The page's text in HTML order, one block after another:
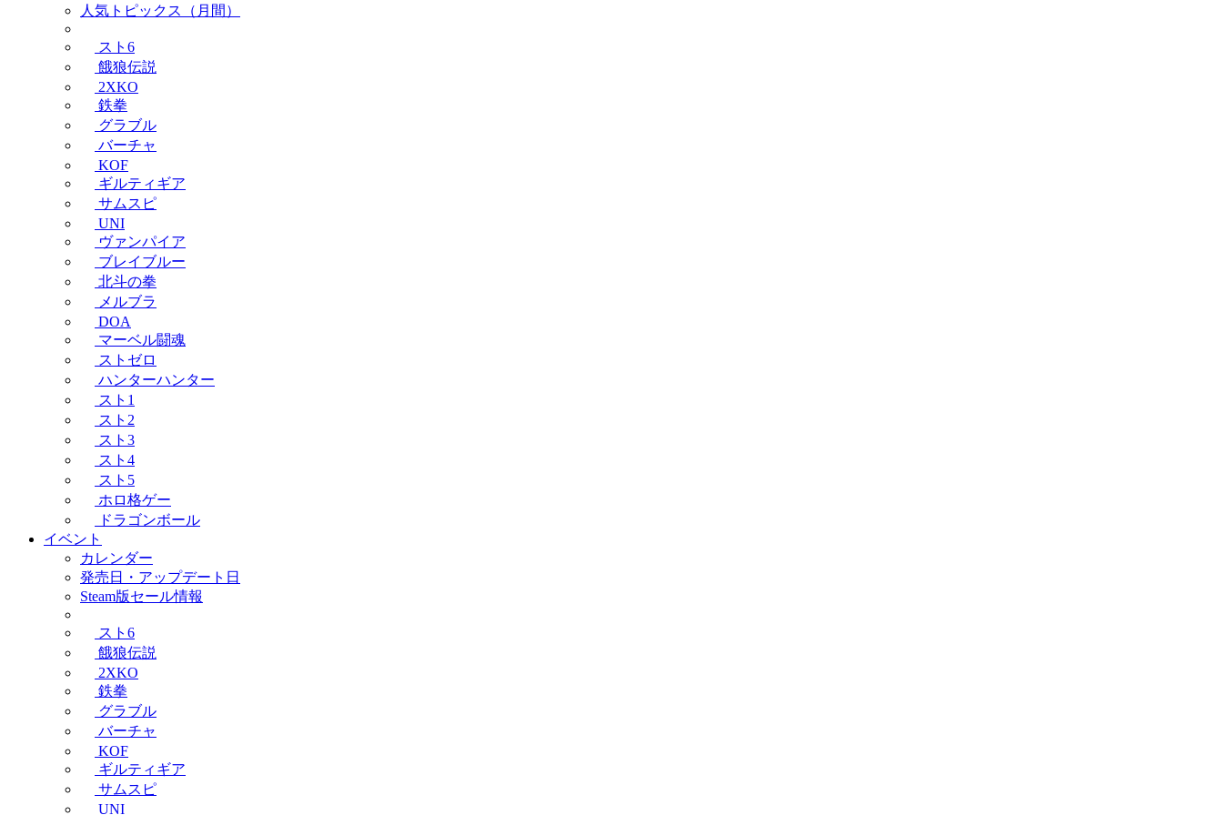
人気トピックス（月間）
スト6
餓狼伝説
2XKO
鉄拳
グラブル
バーチャ
KOF
ギルティギア
サムスピ
UNI
ヴァンパイア
ブレイブルー
北斗の拳
メルブラ
DOA
マーベル闘魂
ストゼロ
ハンターハンター
スト1
スト2
スト3
スト4
スト5
ホロ格ゲー
ドラゴンボール
イベント
カレンダー
発売日・アップデート日
Steam版セール情報
スト6
餓狼伝説
2XKO
鉄拳
グラブル
バーチャ
KOF
ギルティギア
サムスピ
UNI